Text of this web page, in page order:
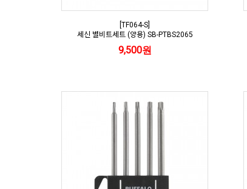
[TF064-S]
세신 별비트세트 (양용) SB-PTBS2065
9,500원